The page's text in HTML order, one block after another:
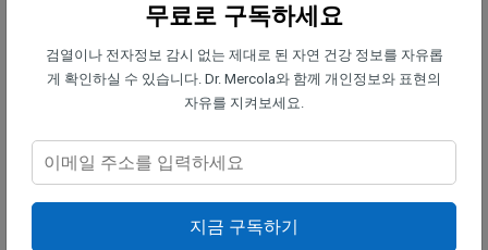
표현은 무시한다. 대신 ‘향료 무첨가’ 표시를 찾는다.
비용이 걱정되나? 그럴 필요는 없다. 대부분의 대안
은 재사용 가능하다. 울 드라이어 볼 한 세트는 수백
번의 세탁에 사용할 수 있다. 식초는 저렴하고 집안일
여러 용도로 활용된다. 또한 일회용 건조기 시트에 돈
을 쓰지 않게 되면서 비용을 절약하게 된다.
무료로 구독하세요
검열이나 전자정보 감시 없는 제대로 된 자연 건강 정보를 자유롭
게 확인하실 수 있습니다. Dr. Mercola와 함께 개인정보와 표현의
자유를 지켜보세요.
지금 구독하기